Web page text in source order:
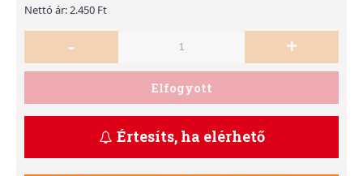
Nettó ár: 2.450 Ft
- +
Elfogyott
Értesíts, ha elérhető